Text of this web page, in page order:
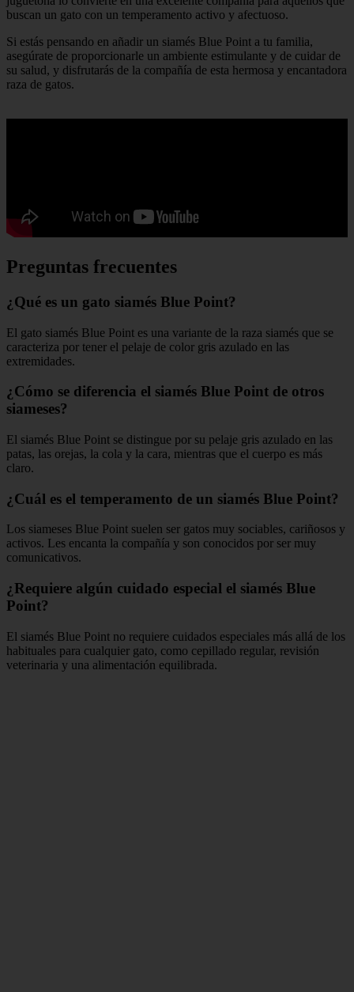
buscan un gato con un temperamento activo y afectuoso.
Si estás pensando en añadir un siamés Blue Point a tu familia,
asegúrate de proporcionarle un ambiente estimulante y de cuidar de
su salud, y disfrutarás de la compañía de esta hermosa y encantadora
raza de gatos.
Preguntas frecuentes
¿Qué es un gato siamés Blue Point?
El gato siamés Blue Point es una variante de la raza siamés que se
caracteriza por tener el pelaje de color gris azulado en las
extremidades.
¿Cómo se diferencia el siamés Blue Point de otros
siameses?
El siamés Blue Point se distingue por su pelaje gris azulado en las
patas, las orejas, la cola y la cara, mientras que el cuerpo es más
claro.
¿Cuál es el temperamento de un siamés Blue Point?
Los siameses Blue Point suelen ser gatos muy sociables, cariñosos y
activos. Les encanta la compañía y son conocidos por ser muy
comunicativos.
¿Requiere algún cuidado especial el siamés Blue
Point?
El siamés Blue Point no requiere cuidados especiales más allá de los
habituales para cualquier gato, como cepillado regular, revisión
veterinaria y una alimentación equilibrada.